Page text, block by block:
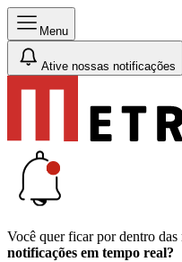
Menu
Ative nossas notificações
Você quer ficar por dentro
notificações em tempo real?